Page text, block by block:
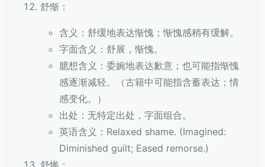
舒惭：
含义：舒缓地表达惭愧；惭愧感稍有缓解。
字面含义：舒展，惭愧。
臆想含义：委婉地表达歉意；也可能指惭愧
感逐渐减轻。（古籍中可能指含蓄表达；情
感变化。）
出处：无特定出处，字面组合。
英语含义：Relaxed shame. (Imagined:
Diminished guilt; Eased remorse.)
舒惨：